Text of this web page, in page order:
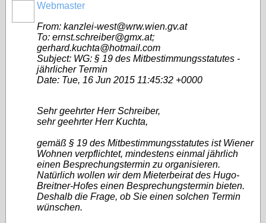
Webmaster
From: kanzlei-west@wrw.wien.gv.at
To: ernst.schreiber@gmx.at;
gerhard.kuchta@hotmail.com
Subject: WG: § 19 des Mitbestimmungsstatutes -
jährlicher Termin
Date: Tue, 16 Jun 2015 11:45:32 +0000
Sehr geehrter Herr Schreiber,
sehr geehrter Herr Kuchta,
gemäß § 19 des Mitbestimmungsstatutes ist Wiener
Wohnen verpflichtet, mindestens einmal jährlich
einen Besprechungstermin zu organisieren.
Natürlich wollen wir dem Mieterbeirat des Hugo-
Breitner-Hofes einen Besprechungstermin bieten.
Deshalb die Frage, ob Sie einen solchen Termin
wünschen.